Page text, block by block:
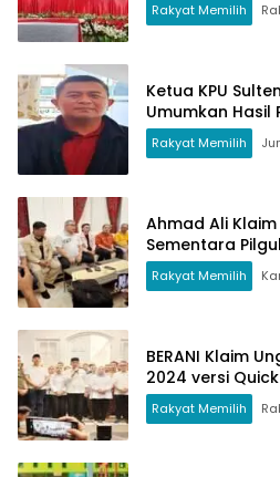
Rakyat Memilih
Ketua KPU
Umumkan Hasil
Rakyat Memilih
Ahmad Ali
Sementara
Rakyat Memilih
BERANI Klaim
2024 versi
Rakyat Memilih